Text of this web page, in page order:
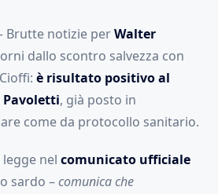
Brutte notizie perWalter
dallo scontro salvezza con
è risultato positivo al
Pavoletti, già posto in
come da protocollo sanitario.
legge nel comunicato ufficiale
sardo –comunica che